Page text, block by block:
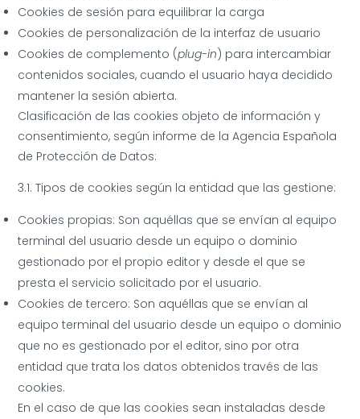
Cookies de sesión para equilibrar la carga
Cookies de personalización de la interfaz de usuario
Cookies de complemento (plug-in) para intercambiar
contenidos sociales, cuando el usuario haya decidido
mantener la sesión abierta.
Clasificación de las cookies objeto de información y
consentimiento, según informe de la Agencia Española
de Protección de Datos:
3.1. Tipos de cookies según la entidad que las gestione:
Cookies propias: Son aquéllas que se envían al equipo
terminal del usuario desde un equipo o dominio
gestionado por el propio editor y desde el que se
presta el servicio solicitado por el usuario.
Cookies de tercero: Son aquéllas que se envían al
equipo terminal del usuario desde un equipo o dominio
que no es gestionado por el editor, sino por otra
entidad que trata los datos obtenidos través de las
cookies.
En el caso de que las cookies sean instaladas desde